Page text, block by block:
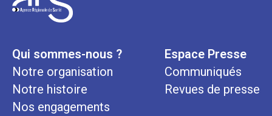
Qui sommes-nous ?
Notre organisation
Notre histoire
Nos engagements
Espace Presse
Communiqués
Revues de presse